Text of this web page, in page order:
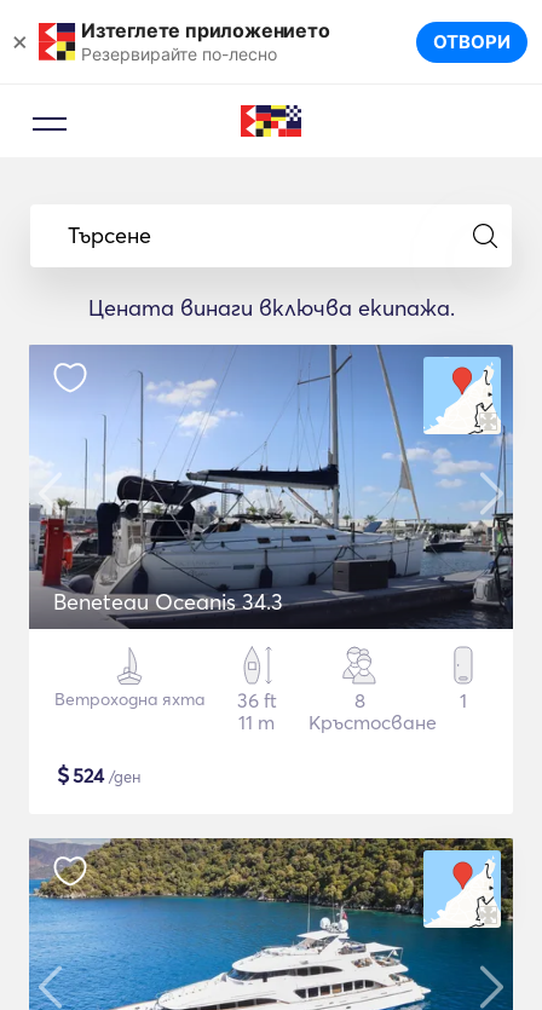
× Изтеглете приложението
Резервирайте по-лесно ОТВОРИ
Търсене
Цената винаги включва екипажа.
Beneteau Oceanis 34.3
Ветроходна яхта
36 ft
11 m
8
Кръстосване
1
$524/ден